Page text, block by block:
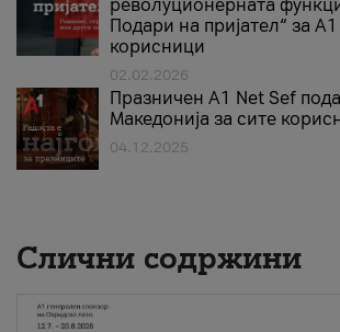
револуционерната
Подари на пријател“ за
корисници
02.02.2026
Празничен A1 Net Sеf
Македонија за сите
04.12.2025
Слични содржини